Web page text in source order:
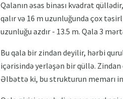
Qalanın əsas binası kvadrat
qalır və 16 m uzunluğunda çox
uzunluğu azdır - 13.5 m. Qala 3
Bu qala bir zindan deyilir, hərbi
içərisində yerləşən bir qüllə.
Əlbəttə ki, bu strukturun memarı